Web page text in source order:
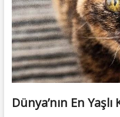
Dünya’nın En